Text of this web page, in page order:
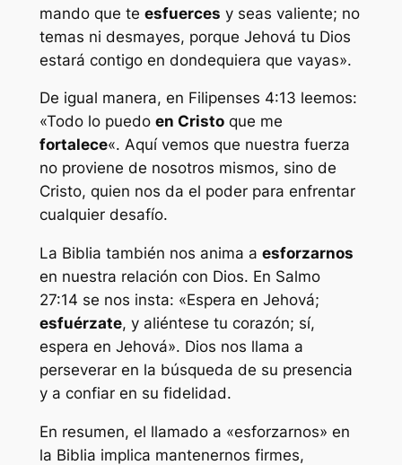
mando que te esfuerces y seas valiente; no
temas ni desmayes, porque Jehová tu Dios
estará contigo en dondequiera que vayas».
De igual manera, en Filipenses 4:13 leemos:
«Todo lo puedo en Cristoque me
fortalece«. Aquí vemos que nuestra fuerza
no proviene de nosotros mismos, sino de
Cristo, quien nos da el poder para enfrentar
cualquier desafío.
La Biblia también nos anima a esforzarnos
en nuestra relación con Dios. En Salmo
27:14 se nos insta: «Espera en Jehová;
esfuérzate, y aliéntese tu corazón; sí,
espera en Jehová». Dios nos llama a
perseverar en la búsqueda de su presencia
y a confiar en su fidelidad.
En resumen, el llamado a «esforzarnos» en
la Biblia implica mantenernos firmes,